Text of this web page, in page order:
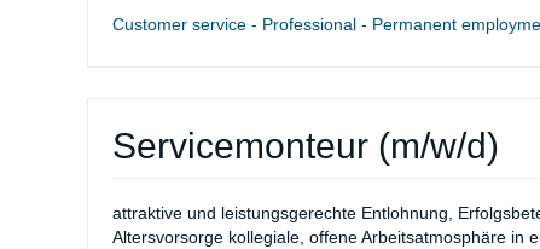
Customer service - Professional - Permanent
Servicemonteur (m/w/d)
attraktive und leistungsgerechte Entlohnung,
Altersvorsorge kollegiale, offene Arbeitsatmosphäre in